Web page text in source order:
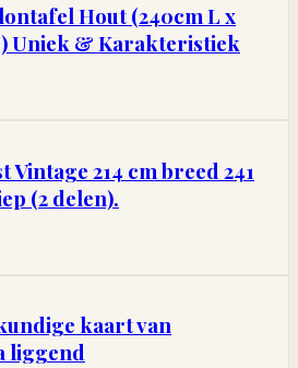
Hout (240cm L x
Uniek & Karakteristiek
214 cm breed 241
(2 delen).
kaart van
liggend